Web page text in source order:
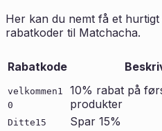
Her kan du nemt få et
rabatkoder til Matchacha.
Rabatkode
velkommen1
0
10% rabat på
produkter
Ditte15 Spar 15%